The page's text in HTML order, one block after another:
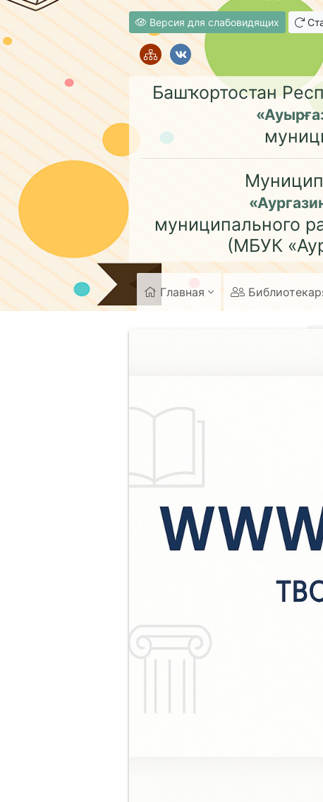
Версия для слабовидящих
Башҡортостан
муниципального
(МБУК
Главная